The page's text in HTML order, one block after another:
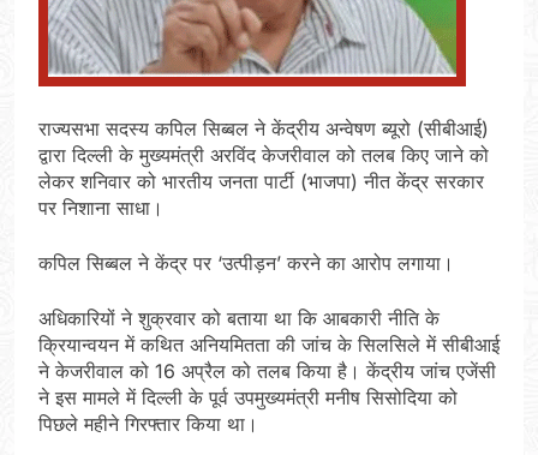
राज्यसभा सदस्य कपिल सिब्बल ने केंद्रीय अन्वेषण ब्यूरो (सीबीआई)
द्वारा दिल्ली के मुख्यमंत्री अरविंद केजरीवाल को तलब किए जाने को
लेकर शनिवार को भारतीय जनता पार्टी (भाजपा) नीत केंद्र सरकार
पर निशाना साधा।
कपिल सिब्बल ने केंद्र पर ‘उत्पीड़न’ करने का आरोप लगाया।
अधिकारियों ने शुक्रवार को बताया था कि आबकारी नीति के
क्रियान्वयन में कथित अनियमितता की जांच के सिलसिले में सीबीआई
ने केजरीवाल को 16 अप्रैल को तलब किया है। केंद्रीय जांच एजेंसी
ने इस मामले में दिल्ली के पूर्व उपमुख्यमंत्री मनीष सिसोदिया को
पिछले महीने गिरफ्तार किया था।